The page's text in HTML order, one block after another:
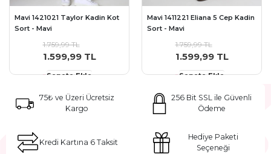
Mavi 1421021 Taylor Kadin Kot
Sort - Mavi
1.759,99 TL
1.599,99 TL
Sepete Ekle
Mavi 1411221 Eliana 5 Cep Kadin
Sort - Mavi
1.759,99 TL
1.599,99 TL
Sepete Ekle
75₺ ve Üzeri Ücretsiz
Kargo
256 Bit SSL ile Güvenli
Ödeme
Kredi Kartına 6 Taksit
Hediye Paketi
Seçeneği